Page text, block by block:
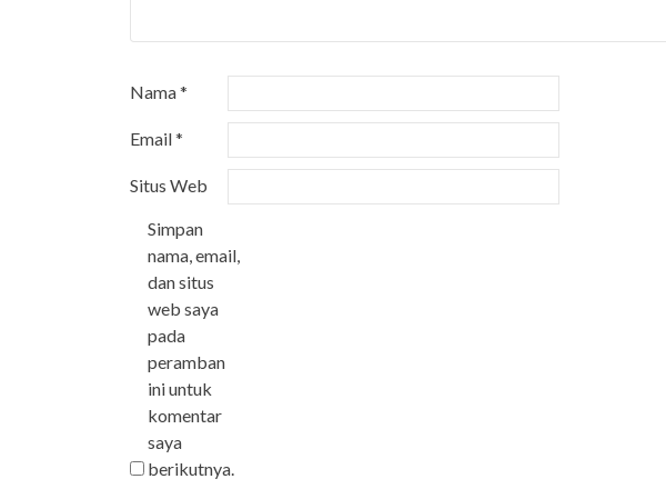
Nama*
Email*
Situs Web
Simpan
nama, email,
dan situs
web saya
pada
peramban
ini untuk
komentar
saya
berikutnya.